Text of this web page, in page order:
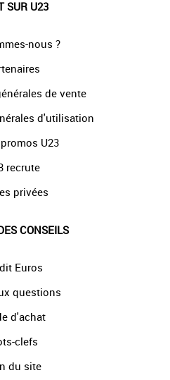
SUR U23
nous ?
de vente
d'utilisation
U23
recrute
privées
CONSEILS
Euros
questions
d'achat
clefs
du site